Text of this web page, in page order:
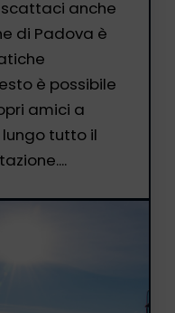
scattaci anche
di Padova è
è possibile
amici a
tutto il